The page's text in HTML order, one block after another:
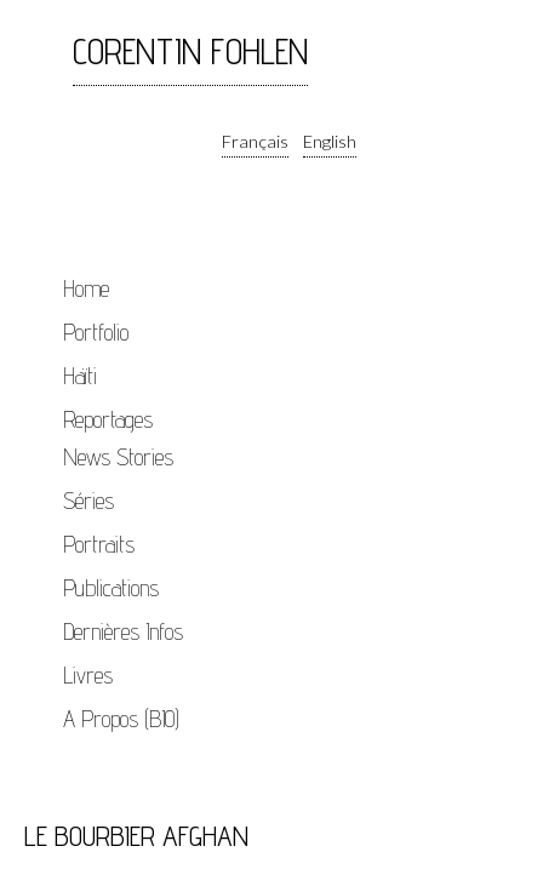
CORENTIN FOHLEN
Français English
Home
Portfolio
Haïti
Reportages
News Stories
Séries
Portraits
Publications
Dernières Infos
Livres
A Propos (BIO)
LE BOURBIER AFGHAN